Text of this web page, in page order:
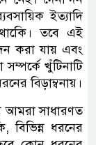
ইত্যাদি
তবে এই
করা যায় এবং
খুঁটিনাটি
বিড়াম্বনায়।
আমরা সাধারণত
বিভিন্ন ধরনের